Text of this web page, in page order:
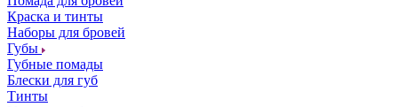
Краска и тинты
Наборы для бровей
Губы
Губные помады
Блески для губ
Тинты